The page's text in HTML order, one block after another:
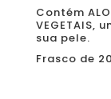
Contém
VEGETAIS,
sua pele.
Frasco de